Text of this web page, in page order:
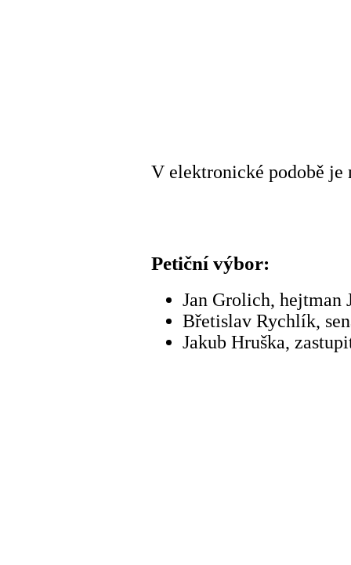
V elektronické podobě
Petiční výbor:
Jan Grolich, hejtman
Břetislav Rychlík,
Jakub Hruška,